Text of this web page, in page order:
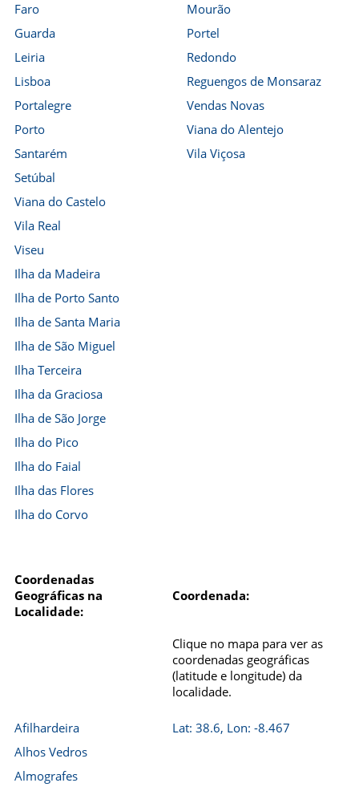
Faro
Guarda
Leiria
Lisboa
Portalegre
Porto
Santarém
Setúbal
Viana do Castelo
Vila Real
Viseu
Ilha da Madeira
Ilha de Porto Santo
Ilha de Santa Maria
Ilha de São Miguel
Ilha Terceira
Ilha da Graciosa
Ilha de São Jorge
Ilha do Pico
Ilha do Faial
Ilha das Flores
Ilha do Corvo
Mourão
Portel
Redondo
Reguengos de Monsaraz
Vendas Novas
Viana do Alentejo
Vila Viçosa
Coordenadas
Geográficas na
Localidade:
Coordenada:
Clique no mapa para ver as
coordenadas geográficas
(latitude e longitude) da
localidade.
Afilhardeira
Alhos Vedros
Almografes
Lat: 38.6, Lon: -8.467